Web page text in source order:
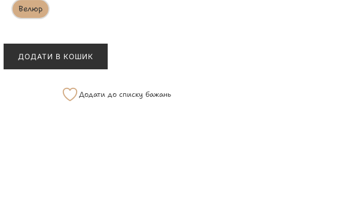
Велюр
ДОДАТИ В КОШИК
Додати до списку бажань